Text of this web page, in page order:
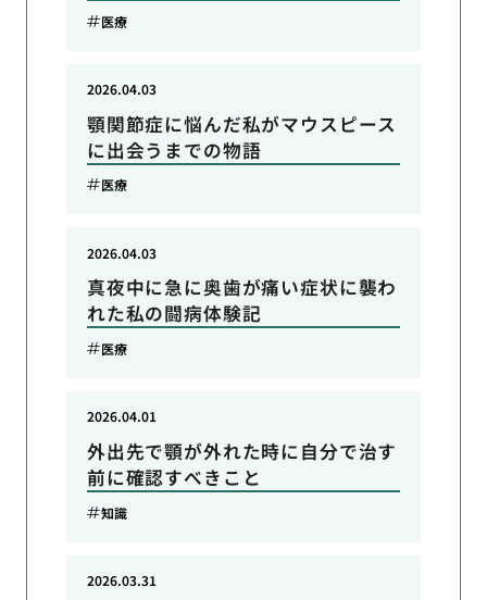
医療
顎関節症に悩んだ私がマウスピース
に出会うまでの物語
2026.04.03
医療
真夜中に急に奥歯が痛い症状に襲わ
れた私の闘病体験記
2026.04.03
医療
外出先で顎が外れた時に自分で治す
前に確認すべきこと
2026.04.01
知識
2026.03.31